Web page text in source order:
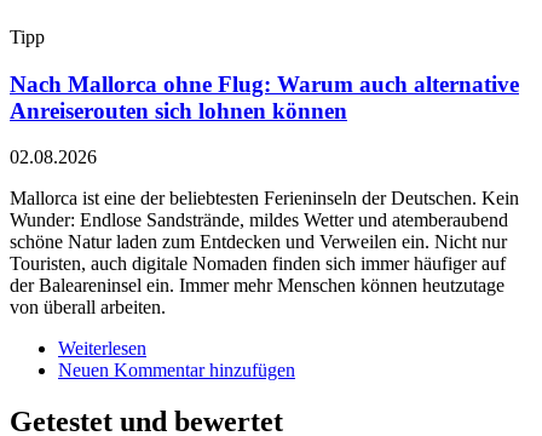
Urlauber
mitnehmen
Tipp
Nach Mallorca ohne Flug: Warum auch alternative
Anreiserouten sich lohnen können
02.08.2026
Mallorca ist eine der beliebtesten Ferieninseln der Deutschen. Kein
Wunder: Endlose Sandstrände, mildes Wetter und atemberaubend
schöne Natur laden zum Entdecken und Verweilen ein. Nicht nur
Touristen, auch digitale Nomaden finden sich immer häufiger auf
der Baleareninsel ein. Immer mehr Menschen können heutzutage
von überall arbeiten.
Weiterlesen
Nach
ohne
Neuen Kommentar hinzufügen
Getestet und bewertet